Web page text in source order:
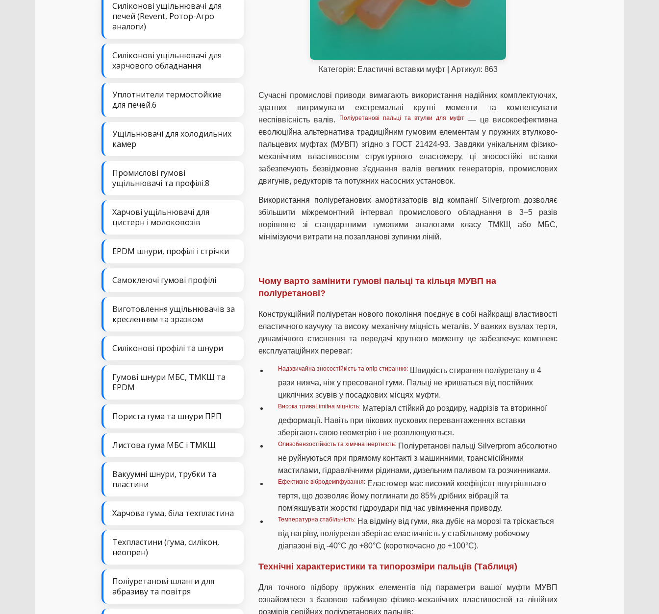
Силіконові ущільнювачі для
печей (Revent, Ротор-Агро
аналоги)
Силіконові ущільнювачі для
харчового обладнання
Уплотнители термостойкие
для печей.6
Ущільнювачі для холодильних
камер
Промислові гумові
ущільнювачі та профілі.8
Харчові ущільнювачі для
цистерн і молоковозів
EPDM шнури, профілі і стрічки
Самоклеючі гумові профілі
Виготовлення ущільнювачів за
кресленням та зразком
Силіконові профілі та шнури
Гумові шнури МБС, ТМКЩ та
EPDM
Пориста гума та шнури ПРП
Листова гума МБС і ТМКЩ
Вакуумні шнури, трубки та
пластини
Харчова гума, біла техпластина
Техпластини (гума, силікон,
неопрен)
Поліуретанові шланги для
абразиву та повітря
Категорія: Еластичні вставки муфт | Артикул: 863
Сучасні промислові приводи вимагають використання надійних комплектуючих,
здатних витримувати екстремальні крутні моменти та компенсувати
неспіввісність валів.
Поліуретанові пальці та втулки для муфт — це високоефективна
еволюційна альтернатива традиційним гумовим елементам у пружних втулково-
пальцевих муфтах (МУВП) згідно з ГОСТ 21424-93. Завдяки унікальним фізико-
механічним властивостям структурного еластомеру, ці зносостійкі вставки
забезпечують безвідмовне з'єднання валів великих генераторів, промислових
двигунів, редукторів та потужних насосних установок.
Використання поліуретанових амортизаторів від компанії Silverprom дозволяє
збільшити міжремонтний інтервал промислового обладнання в 3–5 разів
порівняно зі стандартними гумовими аналогами класу ТМКЩ або МБС,
мінімізуючи витрати на позапланові зупинки ліній.
Чому варто замінити гумові пальці та кільця МУВП на
поліуретанові?
Конструкційний поліуретан нового покоління поєднує в собі найкращі властивості
еластичного каучуку та високу механічну міцність металів. У важких вузлах тертя,
динамічного стиснення та передачі крутного моменту це забезпечує комплекс
експлуатаційних переваг:
Надзвичайна зносостійкість та опір стиранню: Швидкість стирання поліуретану в 4
рази нижча, ніж у пресованої гуми. Пальці не кришаться від постійних
циклічних зсувів у посадкових місцях муфти.
Висока триваLimitна міцність: Матеріал стійкий до роздиру, надрізів та вторинної
деформації. Навіть при пікових пускових перевантаженнях вставки
зберігають свою геометрію і не розплющуються.
Оливобензостійкість та хімічна інертність: Поліуретанові пальці Silverprom абсолютно
не руйнуються при прямому контакті з машинними, трансмісійними
мастилами, гідравлічними рідинами, дизельним паливом та розчинниками.
Ефективне вібродемпфування: Еластомер має високий коефіцієнт внутрішнього
тертя, що дозволяє йому поглинати до 85% дрібних вібрацій та
пом'якшувати жорсткі гідроудари під час увімкнення приводу.
Температурна стабільність: На відміну від гуми, яка дубіє на морозі та тріскається
від нагріву, поліуретан зберігає еластичність у стабільному робочому
діапазоні від -40°C до +80°C (короткочасно до +100°C).
Технічні характеристики та типорозміри пальців (Таблиця)
Для точного підбору пружних елементів під параметри вашої муфти МУВП
ознайомтеся з базовою таблицею фізико-механічних властивостей та лінійних
розмірів серійних поліуретанових пальців: